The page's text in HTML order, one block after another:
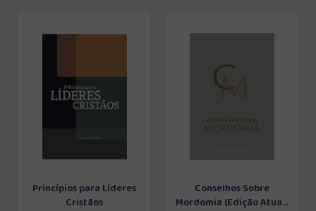
Princípios para Líderes
Cristãos
Conselhos Sobre
Mordomia (Edição Atua...